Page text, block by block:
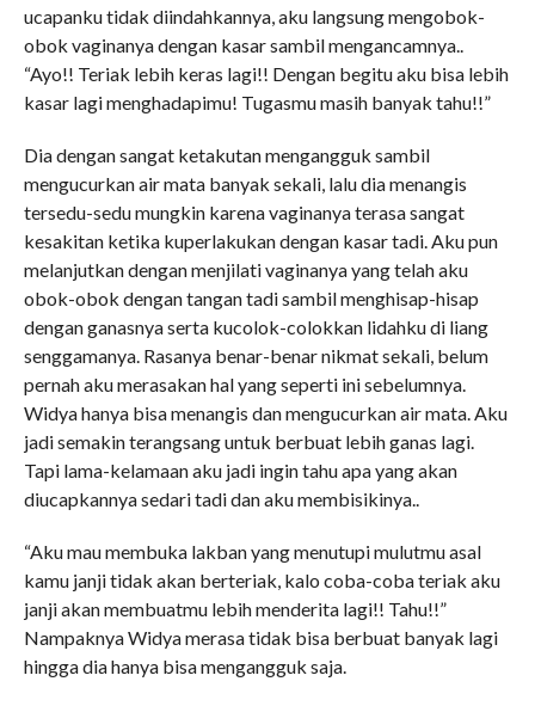
ucapanku tidak diindahkannya, aku langsung mengobok-
obok vaginanya dengan kasar sambil mengancamnya..
“Ayo!! Teriak lebih keras lagi!! Dengan begitu aku bisa lebih
kasar lagi menghadapimu! Tugasmu masih banyak tahu!!”
Dia dengan sangat ketakutan mengangguk sambil
mengucurkan air mata banyak sekali, lalu dia menangis
tersedu-sedu mungkin karena vaginanya terasa sangat
kesakitan ketika kuperlakukan dengan kasar tadi. Aku pun
melanjutkan dengan menjilati vaginanya yang telah aku
obok-obok dengan tangan tadi sambil menghisap-hisap
dengan ganasnya serta kucolok-colokkan lidahku di liang
senggamanya. Rasanya benar-benar nikmat sekali, belum
pernah aku merasakan hal yang seperti ini sebelumnya.
Widya hanya bisa menangis dan mengucurkan air mata. Aku
jadi semakin terangsang untuk berbuat lebih ganas lagi.
Tapi lama-kelamaan aku jadi ingin tahu apa yang akan
diucapkannya sedari tadi dan aku membisikinya..
“Aku mau membuka lakban yang menutupi mulutmu asal
kamu janji tidak akan berteriak, kalo coba-coba teriak aku
janji akan membuatmu lebih menderita lagi!! Tahu!!”
Nampaknya Widya merasa tidak bisa berbuat banyak lagi
hingga dia hanya bisa mengangguk saja.